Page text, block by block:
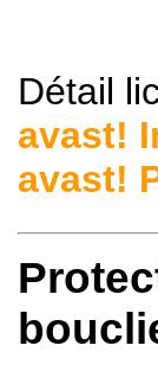
Détail
avast!
avast!